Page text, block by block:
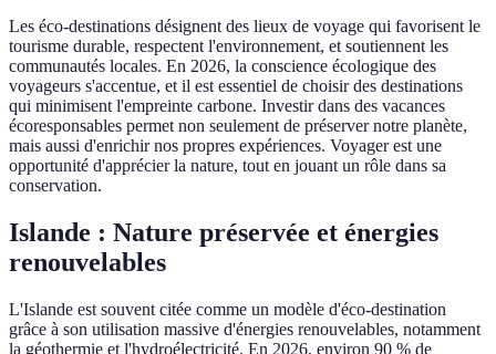
Les éco-destinations désignent des lieux de voyage qui favorisent le
tourisme durable, respectent l'environnement, et soutiennent les
communautés locales. En 2026, la conscience écologique des
voyageurs s'accentue, et il est essentiel de choisir des destinations
qui minimisent l'empreinte carbone. Investir dans des vacances
écoresponsables permet non seulement de préserver notre planète,
mais aussi d'enrichir nos propres expériences. Voyager est une
opportunité d'apprécier la nature, tout en jouant un rôle dans sa
conservation.
Islande : Nature préservée et énergies
renouvelables
L'Islande est souvent citée comme un modèle d'éco-destination
grâce à son utilisation massive d'énergies renouvelables, notamment
la géothermie et l'hydroélectricité. En 2026, environ 90 % de